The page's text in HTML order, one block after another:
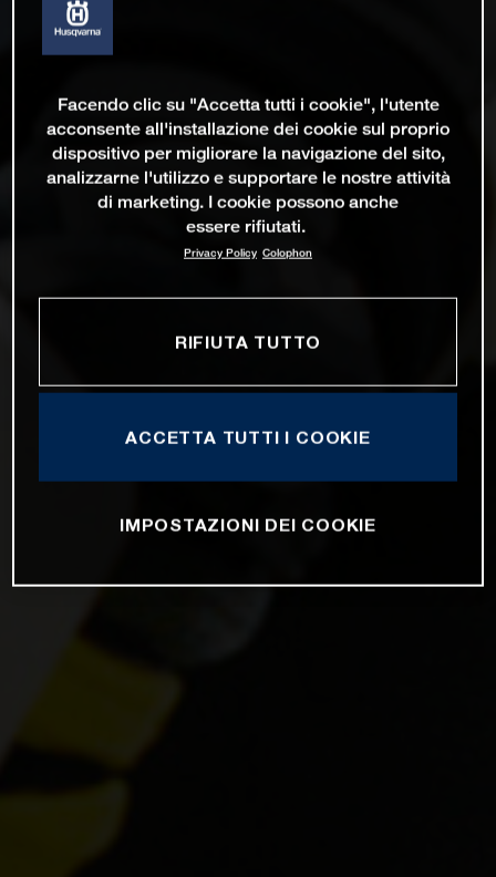
Facendo clic su "Accetta tutti i cookie", l'utente
acconsente all'installazione dei cookie sul proprio
dispositivo per migliorare la navigazione del sito,
analizzarne l'utilizzo e supportare le nostre attività
di marketing. I cookie possono anche
essere rifiutati.
Privacy Policy Colophon
RIFIUTA TUTTO
ACCETTA TUTTI I COOKIE
IMPOSTAZIONI DEI COOKIE